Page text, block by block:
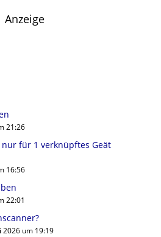
Anzeige
21:26
für 1 verknüpftes Geät
16:56
22:01
2026 um 19:19